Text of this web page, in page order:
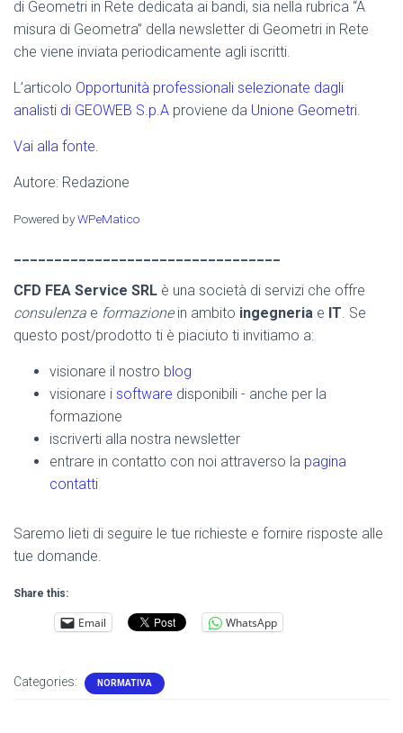
di Geometri in Rete dedicata ai bandi, sia nella rubrica “A
misura di Geometra” della newsletter di Geometri in Rete
che viene inviata periodicamente agli iscritti.
L’articolo Opportunità professionali selezionate dagli
analisti di GEOWEB S.p.A proviene da Unione Geometri.
Vai alla fonte.
Autore: Redazione
Powered byWPeMatico
CFD FEA Service SRL è una società di servizi che offre
consulenza e formazionein ambito ingegneria e IT. Se
questo post/prodotto ti è piaciuto ti invitiamo a:
visionare il nostro blog
visionare i software disponibili - anche per la
formazione
iscriverti alla nostra newsletter
entrare in contatto con noi attraverso la pagina
contatti
Saremo lieti di seguire le tue richieste e fornire risposte alle
tue domande.
Share this:
Email WhatsApp
Categories: NORMATIVA